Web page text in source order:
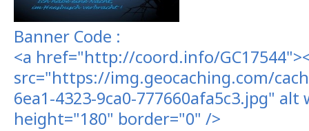
Banner Code :
<a href="http://coord.info/
src="https://img.geocaching.com/
6ea1-4323-9ca0-777660afa5c3.jpg"
height="180" border="0" />